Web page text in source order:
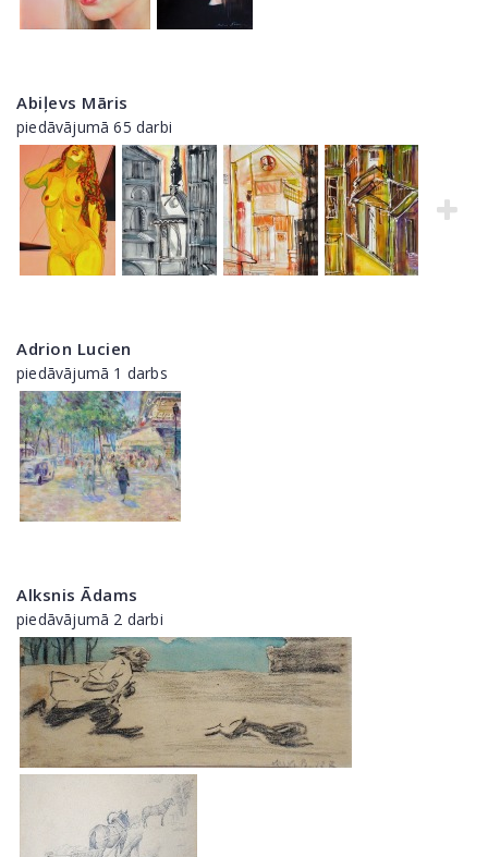
Abiļevs Māris
piedāvājumā 65 darbi
Adrion Lucien
piedāvājumā 1 darbs
Alksnis Ādams
piedāvājumā 2 darbi